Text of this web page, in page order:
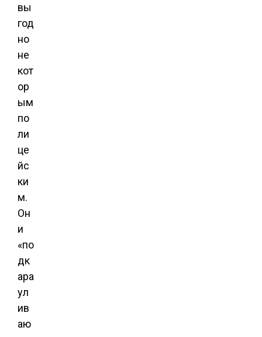
вы
год
но
не
кот
ор
ым
по
ли
це
йс
ки
м.
Он
и
«по
дк
ара
ул
ив
аю